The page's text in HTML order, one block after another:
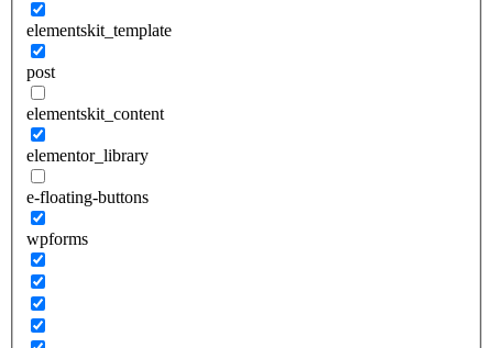
elementskit_template
post
elementskit_content
elementor_library
e-floating-buttons
wpforms